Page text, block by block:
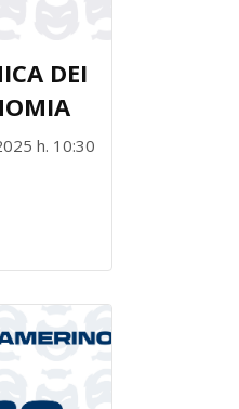
DEI
h. 10:30